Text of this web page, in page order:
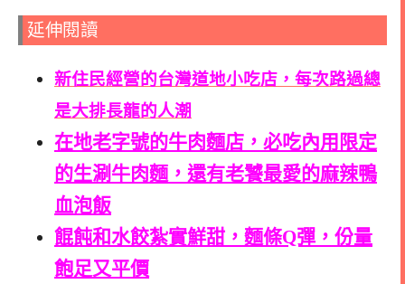
延伸閱讀
新住民經營的台灣道地小吃店，每次路過總
是大排長龍的人潮
在地老字號的牛肉麵店，必吃內用限定
的生涮牛肉麵，還有老饕最愛的麻辣鴨
血泡飯
餛飩和水餃紮實鮮甜，麵條Q彈，份量
飽足又平價